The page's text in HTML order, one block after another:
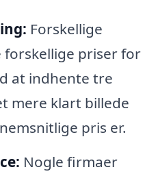
Forskellige
priser for
at indhente tre
mere klart billede
pris er.
Nogle firmaer